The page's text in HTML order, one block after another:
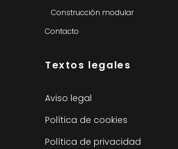
Construcción modular
Contacto
Textos legales
Aviso legal
Política de cookies
Política de privacidad